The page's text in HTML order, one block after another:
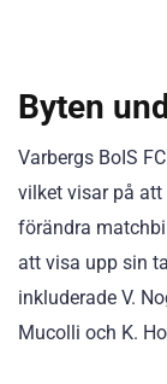
Byten
Varbergs BoIS
vilket visar på
förändra
att visa upp sin
inkluderade V.
Mucolli och K.